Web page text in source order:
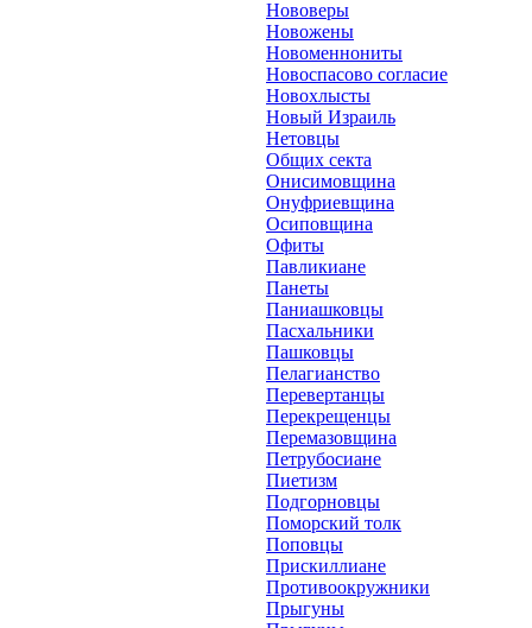
Нововеры
Новожены
Новоменнониты
Новоспасово согласие
Новохлысты
Новый Израиль
Нетовцы
Общих секта
Онисимовщина
Онуфриевщина
Осиповщина
Офиты
Павликиане
Панеты
Паниашковцы
Пасхальники
Пашковцы
Пелагианство
Перевертанцы
Перекрещенцы
Перемазовщина
Петрубосиане
Пиетизм
Подгорновцы
Поморский толк
Поповцы
Прискиллиане
Противоокружники
Прыгуны